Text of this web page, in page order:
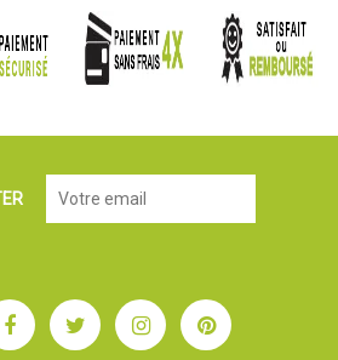
FacebookTwitterInstagramPinterest